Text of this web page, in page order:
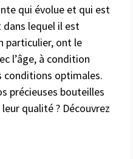
qui évolue et qui est
dans lequel il est
particulier, ont le
l’âge, à condition
conditions optimales.
précieuses bouteilles
qualité ? Découvrez